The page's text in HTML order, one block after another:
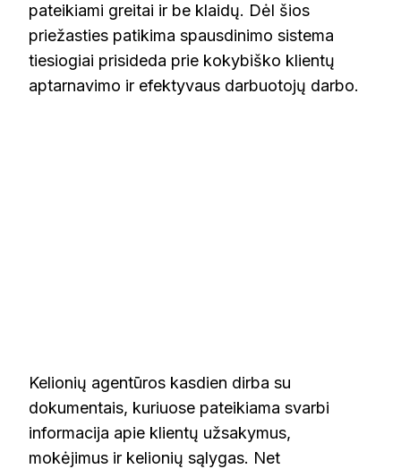
pateikiami greitai ir be klaidų. Dėl šios
priežasties patikima spausdinimo sistema
tiesiogiai prisideda prie kokybiško klientų
aptarnavimo ir efektyvaus darbuotojų darbo.
Kelionių agentūros kasdien dirba su
dokumentais, kuriuose pateikiama svarbi
informacija apie klientų užsakymus,
mokėjimus ir kelionių sąlygas. Net